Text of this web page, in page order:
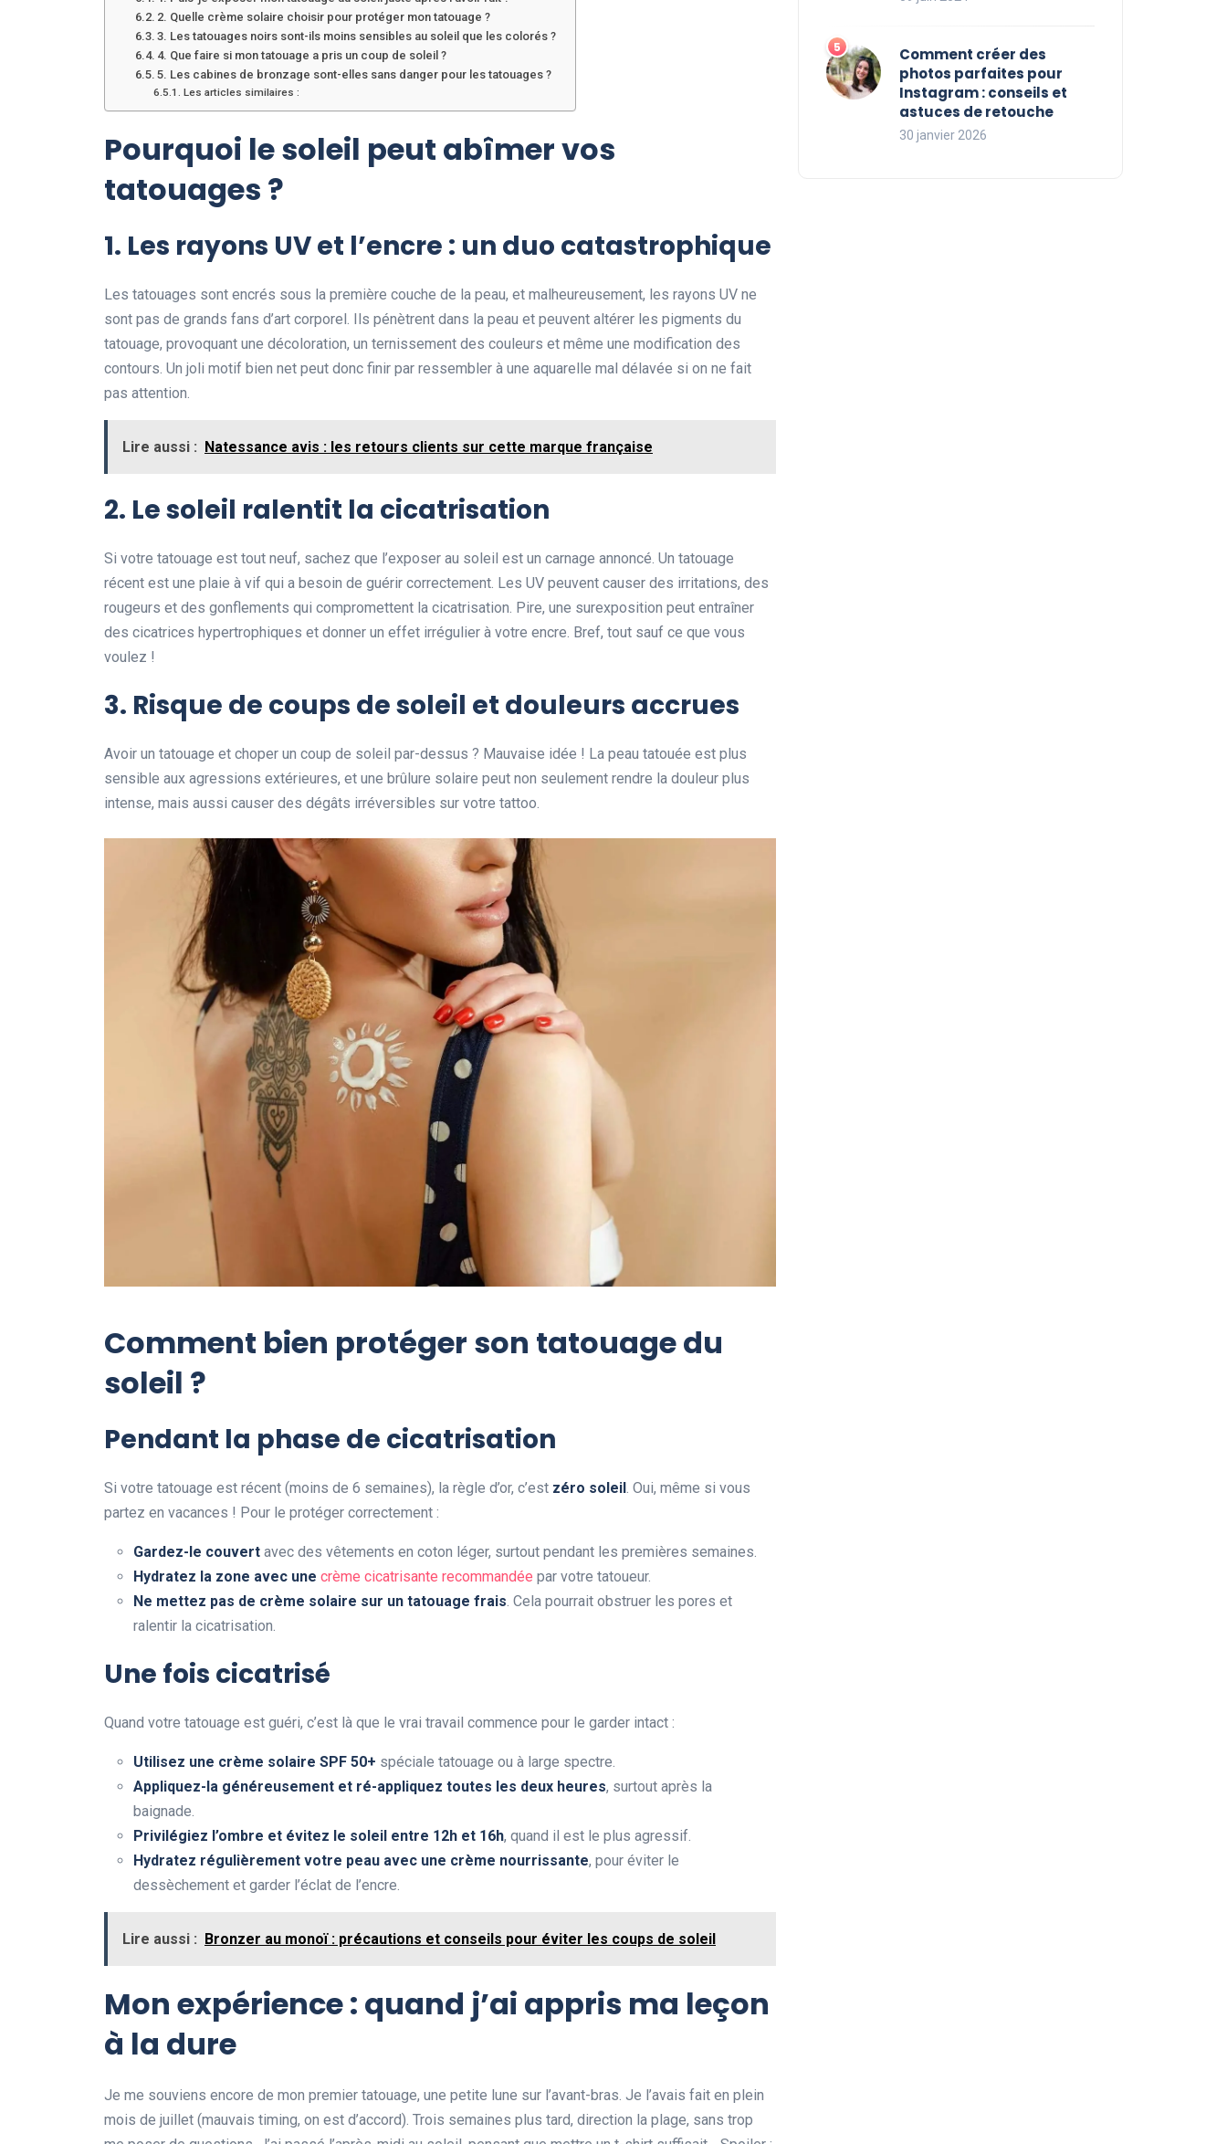
2. Quelle crème solaire choisir pour protéger mon tatouage ?
3. Les tatouages noirs sont-ils moins sensibles au soleil que les colorés ?
4. Que faire si mon tatouage a pris un coup de soleil ?
5. Les cabines de bronzage sont-elles sans danger pour les tatouages ?
Les articles similaires :
Pourquoi le soleil peut abîmer vos
tatouages ?
1. Les rayons UV et l’encre : un duo catastrophique
Les tatouages sont encrés sous la première couche de la peau, et malheureusement, les rayons UV ne
sont pas de grands fans d’art corporel. Ils pénètrent dans la peau et peuvent altérer les pigments du
tatouage, provoquant une décoloration, un ternissement des couleurs et même une modification des
contours. Un joli motif bien net peut donc finir par ressembler à une aquarelle mal délavée si on ne fait
pas attention.
Lire aussi : Natessance avis : les retours clients sur cette marque française
2. Le soleil ralentit la cicatrisation
Si votre tatouage est tout neuf, sachez que l’exposer au soleil est un carnage annoncé. Un tatouage
récent est une plaie à vif qui a besoin de guérir correctement. Les UV peuvent causer des irritations, des
rougeurs et des gonflements qui compromettent la cicatrisation. Pire, une surexposition peut entraîner
des cicatrices hypertrophiques et donner un effet irrégulier à votre encre. Bref, tout sauf ce que vous
voulez !
3. Risque de coups de soleil et douleurs accrues
Avoir un tatouage et choper un coup de soleil par-dessus ? Mauvaise idée ! La peau tatouée est plus
sensible aux agressions extérieures, et une brûlure solaire peut non seulement rendre la douleur plus
intense, mais aussi causer des dégâts irréversibles sur votre tattoo.
Comment bien protéger son tatouage du
soleil ?
Pendant la phase de cicatrisation
Si votre tatouage est récent (moins de 6 semaines), la règle d’or, c’est zéro soleil. Oui, même si vous
partez en vacances ! Pour le protéger correctement :
Gardez-le couvert avec des vêtements en coton léger, surtout pendant les premières semaines.
Hydratez la zone avec une crème cicatrisante recommandée par votre tatoueur.
Ne mettez pas de crème solaire sur un tatouage frais. Cela pourrait obstruer les pores et
ralentir la cicatrisation.
Une fois cicatrisé
Quand votre tatouage est guéri, c’est là que le vrai travail commence pour le garder intact :
Utilisez une crème solaire SPF 50+ spéciale tatouage ou à large spectre.
Appliquez-la généreusement et ré-appliquez toutes les deux heures, surtout après la
baignade.
Privilégiez l’ombre et évitez le soleil entre 12h et 16h, quand il est le plus agressif.
Hydratez régulièrement votre peau avec une crème nourrissante, pour éviter le
dessèchement et garder l’éclat de l’encre.
Lire aussi : Bronzer au monoï : précautions et conseils pour éviter les coups de soleil
Mon expérience : quand j’ai appris ma leçon
à la dure
Je me souviens encore de mon premier tatouage, une petite lune sur l’avant-bras. Je l’avais fait en plein
mois de juillet (mauvais timing, on est d’accord). Trois semaines plus tard, direction la plage, sans trop
Comment créer des
photos parfaites pour
Instagram : conseils et
astuces de retouche
30 janvier 2026